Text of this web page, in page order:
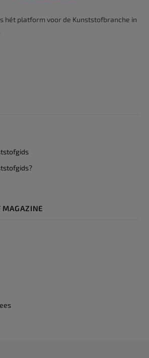
hét platform voor de Kunststofbranche in
MAGAZINE